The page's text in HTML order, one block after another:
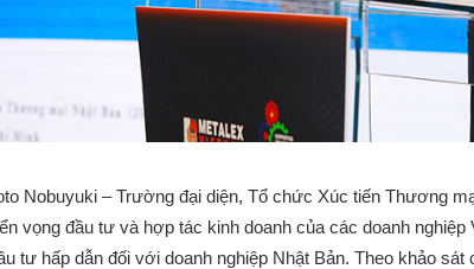
Nobuyuki – Trường đại diện, Tổ chức Xúc tiến Thương
vọng đầu tư và hợp tác kinh doanh của các doanh
tư hấp dẫn đối với doanh nghiệp Nhật Bản. Theo khảo